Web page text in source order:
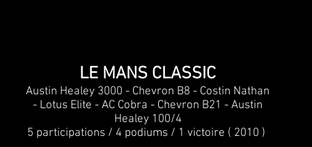
LE MANS CLASSIC
Austin Healey 3000 - Chevron B8 - Costin Nathan
- Lotus Elite - AC Cobra - Chevron B21 - Austin
Healey 100/4
5 participations / 4 podiums / 1 victoire ( 2010 )